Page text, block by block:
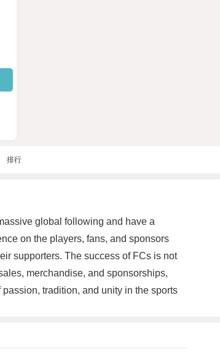
排行
global following and have a
on the players, fans, and sponsors
supporters. The success of FCs is not
merchandise, and sponsorships,
tradition, and unity in the sports